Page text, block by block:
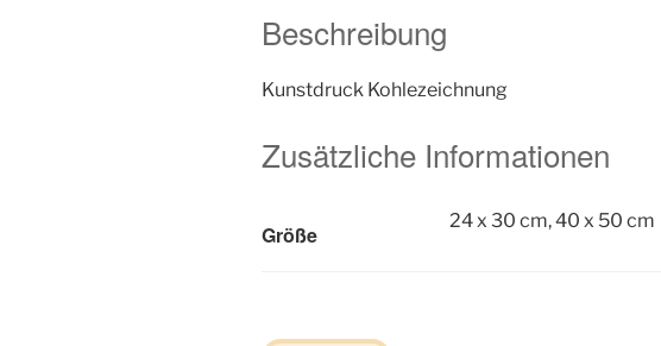
Beschreibung
Kunstdruck Kohlezeichnung
Zusätzliche Informationen
Größe
24 x 30 cm, 40 x 50 cm